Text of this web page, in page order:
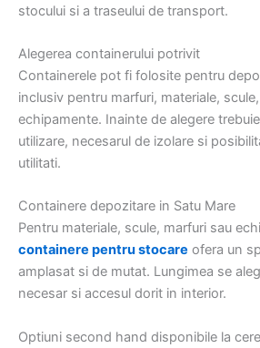
stocului si a traseului de transport.
Alegerea containerului potrivit
Containerele pot fi folosite pentru
inclusiv pentru marfuri, materiale,
echipamente. Inainte de alegere
utilizare, necesarul de izolare si
utilitati.
Containere depozitare in Satu Mare
Pentru materiale, scule, marfuri sau
containere pentru stocare ofera un
amplasat si de mutat. Lungimea se
necesar si accesul dorit in interior.
Optiuni second hand disponibile la